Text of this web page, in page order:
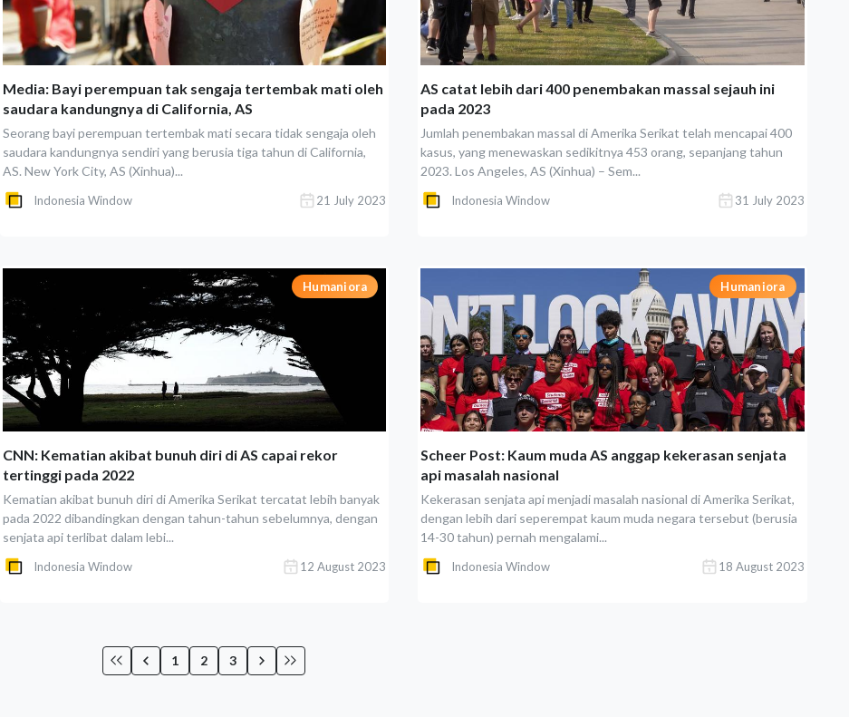
Media: Bayi perempuan tak sengaja tertembak mati oleh
saudara kandungnya di California, AS
Seorang bayi perempuan tertembak mati secara tidak sengaja oleh
saudara kandungnya sendiri yang berusia tiga tahun di California,
AS. New York City, AS (Xinhua)...
Indonesia Window 21 July 2023
AS catat lebih dari 400 penembakan massal sejauh ini
pada 2023
Jumlah penembakan massal di Amerika Serikat telah mencapai 400
kasus, yang menewaskan sedikitnya 453 orang, sepanjang tahun
2023. Los Angeles, AS (Xinhua) – Sem...
Indonesia Window 31 July 2023
Humaniora
CNN: Kematian akibat bunuh diri di AS capai rekor
tertinggi pada 2022
Kematian akibat bunuh diri di Amerika Serikat tercatat lebih banyak
pada 2022 dibandingkan dengan tahun-tahun sebelumnya, dengan
senjata api terlibat dalam lebi...
Indonesia Window 12 August 2023
Humaniora
Scheer Post: Kaum muda AS anggap kekerasan senjata
api masalah nasional
Kekerasan senjata api menjadi masalah nasional di Amerika Serikat,
dengan lebih dari seperempat kaum muda negara tersebut (berusia
14-30 tahun) pernah mengalami...
Indonesia Window 18 August 2023
1 2 3